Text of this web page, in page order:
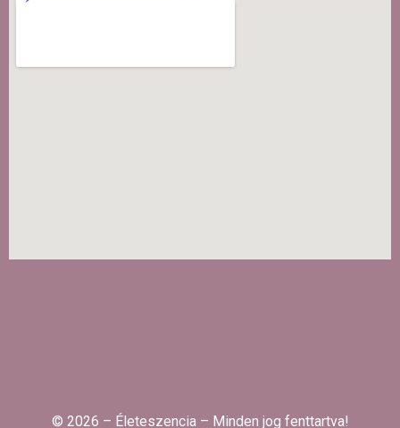
© 2026 – Életeszencia – Minden jog fenttartva!